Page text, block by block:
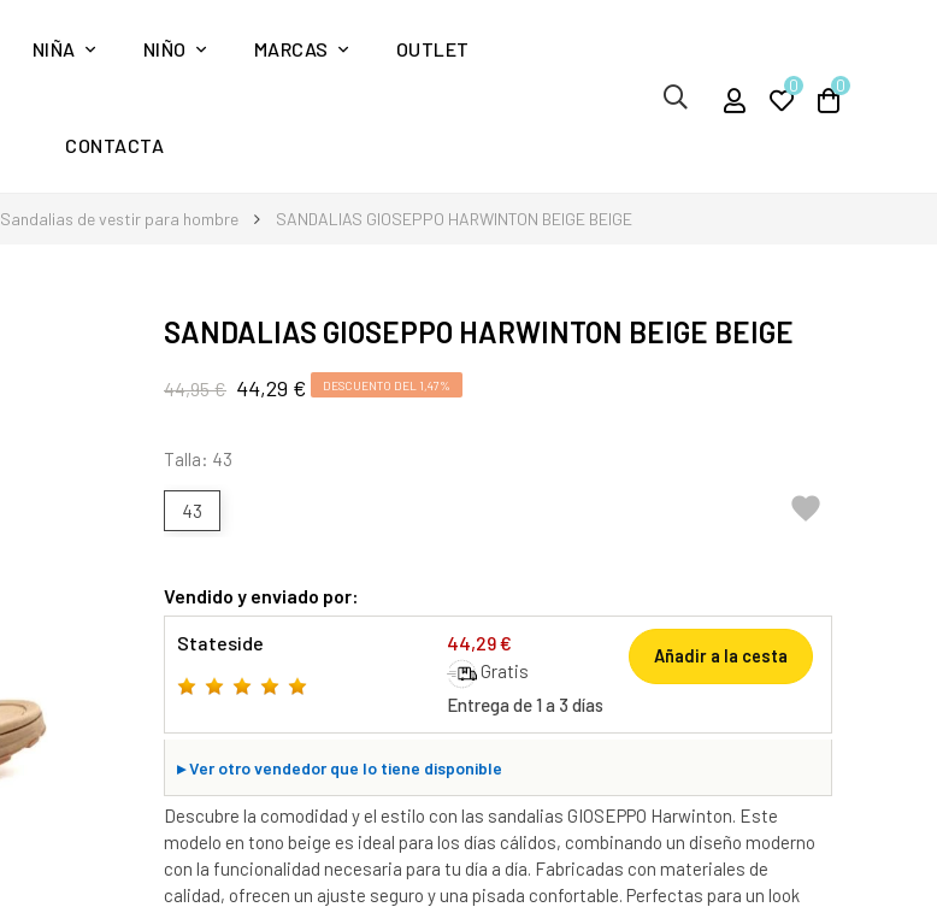
NIÑA NIÑO MARCAS OUTLET
CONTACTA
0 0
Sandalias de vestir para hombre SANDALIAS GIOSEPPO HARWINTON BEIGE BEIGE
SANDALIAS GIOSEPPO HARWINTON BEIGE BEIGE
44,95 € 44,29 € DESCUENTO DEL 1,47%
Talla: 43
43 
Vendido y enviado por:
Stateside 44,29 €
Gratis
Entrega de 1 a 3 días
Añadir a la cesta
▸Ver otro vendedor que lo tiene disponible
Descubre la comodidad y el estilo con las sandalias GIOSEPPO Harwinton. Este
modelo en tono beige es ideal para los días cálidos, combinando un diseño moderno
con la funcionalidad necesaria para tu día a día. Fabricadas con materiales de
calidad, ofrecen un ajuste seguro y una pisada confortable. Perfectas para un look